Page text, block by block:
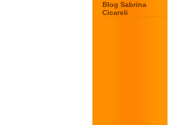
Blog Sabrina
Cicareli